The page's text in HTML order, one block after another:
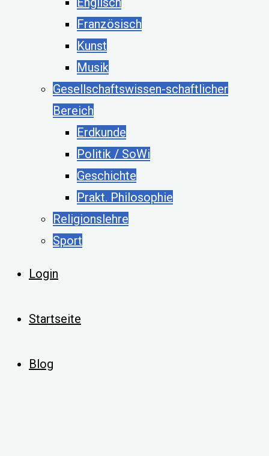
Französisch
Kunst
Musik
Gesellschaftswissen-schaftlicher
Bereich
Erdkunde
Politik / SoWi
Geschichte
Prakt. Philosophie
Religionslehre
Sport
Login
Startseite
Blog